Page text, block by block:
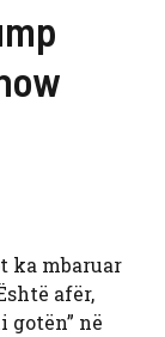
ka mbaruar
afër,
gotën” në